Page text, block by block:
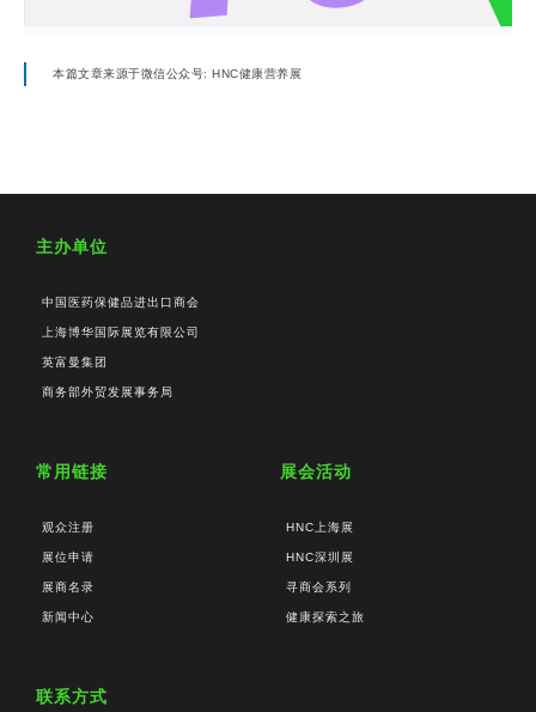
本篇文章来源于微信公众号: HNC健康营养展
主办单位
中国医药保健品进出口商会
上海博华国际展览有限公司
英富曼集团
商务部外贸发展事务局
常用链接
观众注册
展位申请
展商名录
新闻中心
展会活动
HNC上海展
HNC深圳展
寻商会系列
健康探索之旅
联系方式